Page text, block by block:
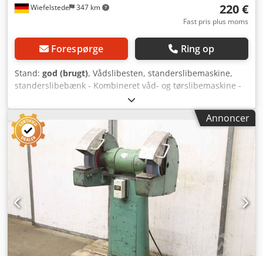
Wiefelstede 347 km 220 €
Fast pris plus moms
Forespørge Ring op
Stand: god (brugt), Vådslibesten, standerslibemaskine,
standerslibebænk - Kombineret våd- og tørslibemaskine -
Slibeskiver: 220 x 40 mm - Motor: 0,55 kW -
Omdrejningstal: 600 o/min Dodpfx Aecmh H Ujlgjck - Mål:
650/300/H1200 mm - Vægt: 80 kg
Annoncer